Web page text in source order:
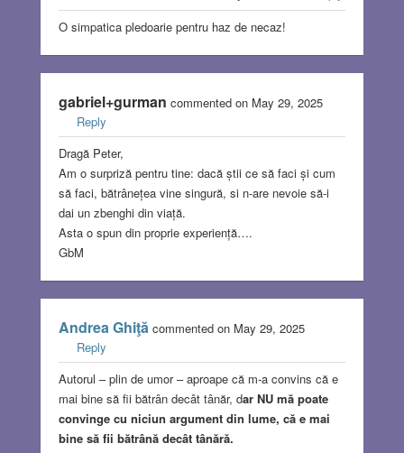
O simpatica pledoarie pentru haz de necaz!
gabriel+gurman commented on May 29, 2025
Reply
Dragă Peter,
Am o surpriză pentru tine: dacă știi ce să faci și cum
să faci, bătrânețea vine singură, si n-are nevoie să-i
dai un zbenghi din viață.
Asta o spun din proprie experiență….
GbM
Andrea Ghiţăcommented on May 29, 2025
Reply
Autorul – plin de umor – aproape că m-a convins că e
mai bine să fii bătrân decât tânăr, dar NU mă poate
convinge cu niciun argument din lume, că e mai
bine să fii bătrână decât tânără.